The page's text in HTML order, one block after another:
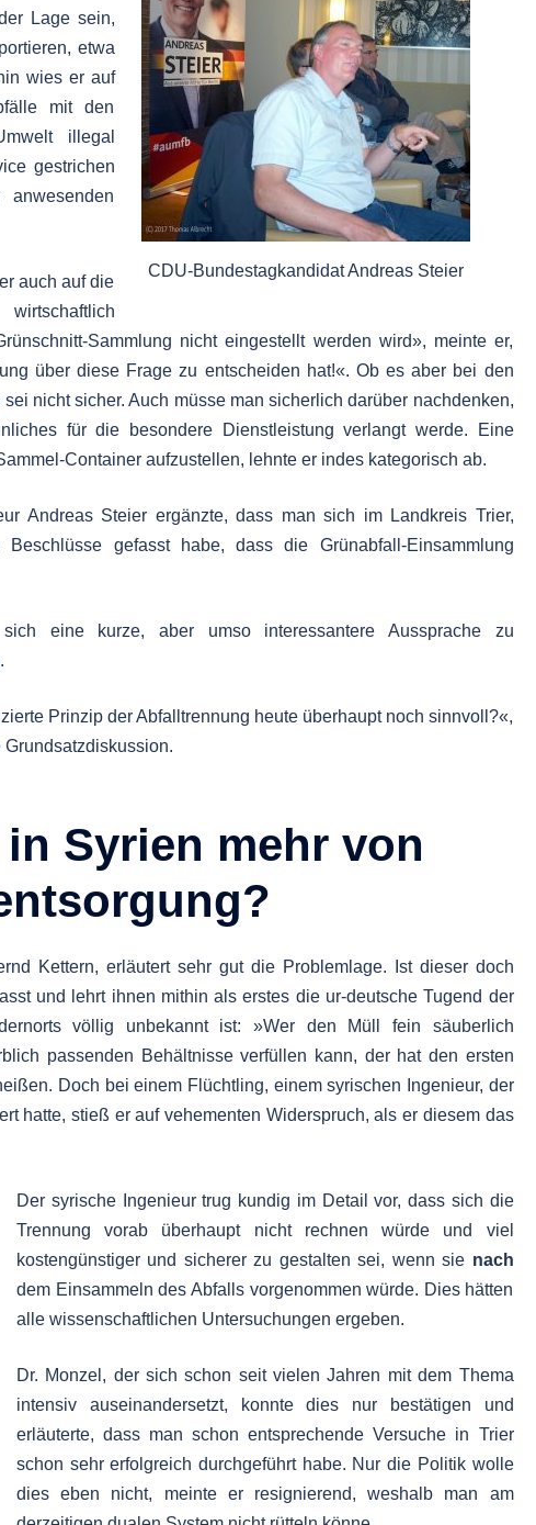
CDU-Bundestagkandidat Andreas Steier
Lage sein,
etwa
wies er auf
mit den
illegal
gestrichen
auch auf die
Sammlung nicht eingestellt werden wird», meinte er,
über diese Frage zu entscheiden hat!«. Ob es aber bei den
nicht sicher. Auch müsse man sicherlich darüber nachdenken,
für die besondere Dienstleistung verlangt werde. Eine
Container aufzustellen, lehnte er indes kategorisch ab.
Andreas Steier ergänzte, dass man sich im Landkreis Trier,
gefasst habe, dass die Grünabfall-Einsammlung
eine kurze, aber umso interessantere Aussprache zu
Prinzip der Abfalltrennung heute überhaupt noch sinnvoll?«,
Syrien mehr von
Kettern, erläutert sehr gut die Problemlage. Ist dieser doch
und lehrt ihnen mithin als erstes die ur-deutsche Tugend der
völlig unbekannt ist: »Wer den Müll fein säuberlich
passenden Behältnisse verfüllen kann, der hat den ersten
Doch bei einem Flüchtling, einem syrischen Ingenieur, der
hatte, stieß er auf vehementen Widerspruch, als er diesem das
Der syrische Ingenieur trug kundig im Detail vor, dass sich die
Trennung vorab überhaupt nicht rechnen würde und viel
kostengünstiger und sicherer zu gestalten sei, wenn sie nach
dem Einsammeln des Abfalls vorgenommen würde. Dies hätten
alle wissenschaftlichen Untersuchungen ergeben.
Dr. Monzel, der sich schon seit vielen Jahren mit dem Thema
intensiv auseinandersetzt, konnte dies nur bestätigen und
erläuterte, dass man schon entsprechende Versuche in Trier
schon sehr erfolgreich durchgeführt habe. Nur die Politik wolle
dies eben nicht, meinte er resignierend, weshalb man am